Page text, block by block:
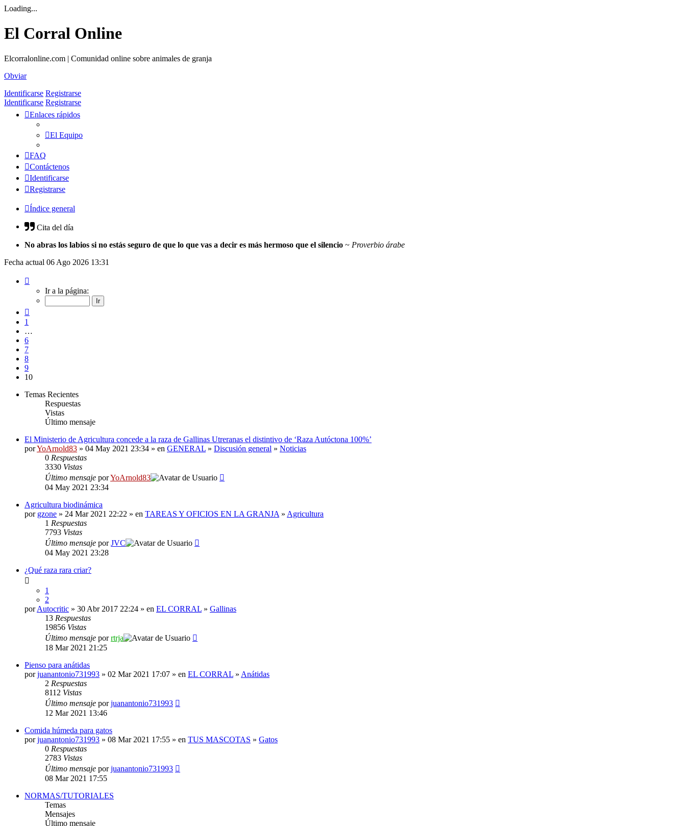
Loading...
El Corral Online
Elcorralonline.com | Comunidad online sobre animales de granja
Obviar
Identificarse Registrarse
Identificarse Registrarse
Enlaces rápidos
El Equipo
FAQ
Contáctenos
Identificarse
Registrarse
Índice general
Cita del día
No abras los labios si no estás seguro de que lo que vas a decir es más hermoso que el silencio ~ Proverbio árabe
Fecha actual 06 Ago 2026 13:31
10
Ir a la página:
1
…
6
7
8
9
10
Temas Recientes
Respuestas
Vistas
Último mensaje
El Ministerio de Agricultura concede a la raza de Gallinas Utreranas el distintivo de ‘Raza Autóctona 100%’
porYoArnold83 » 04 May 2021 23:34 » en GENERAL » Discusión general » Noticias
0 Respuestas
3330 Vistas
Último mensaje porYoArnold83
04 May 2021 23:34
Agricultura biodinámica
por gzone » 24 Mar 2021 22:22 » en TAREAS Y OFICIOS EN LA GRANJA » Agricultura
1 Respuestas
7793 Vistas
Último mensaje porJVC
04 May 2021 23:28
¿Qué raza rara criar?
1
2
porAutocritic » 30 Abr 2017 22:24 » en EL CORRAL » Gallinas
13 Respuestas
19856 Vistas
Último mensaje porrtrja
18 Mar 2021 21:25
Pienso para anátidas
porjuanantonio731993 » 02 Mar 2021 17:07 » en EL CORRAL » Anátidas
2 Respuestas
8112 Vistas
Último mensaje porjuanantonio731993
12 Mar 2021 13:46
Comida húmeda para gatos
porjuanantonio731993 » 08 Mar 2021 17:55 » en TUS MASCOTAS » Gatos
0 Respuestas
2783 Vistas
Último mensaje porjuanantonio731993
08 Mar 2021 17:55
NORMAS/TUTORIALES
Temas
Mensajes
Último mensaje